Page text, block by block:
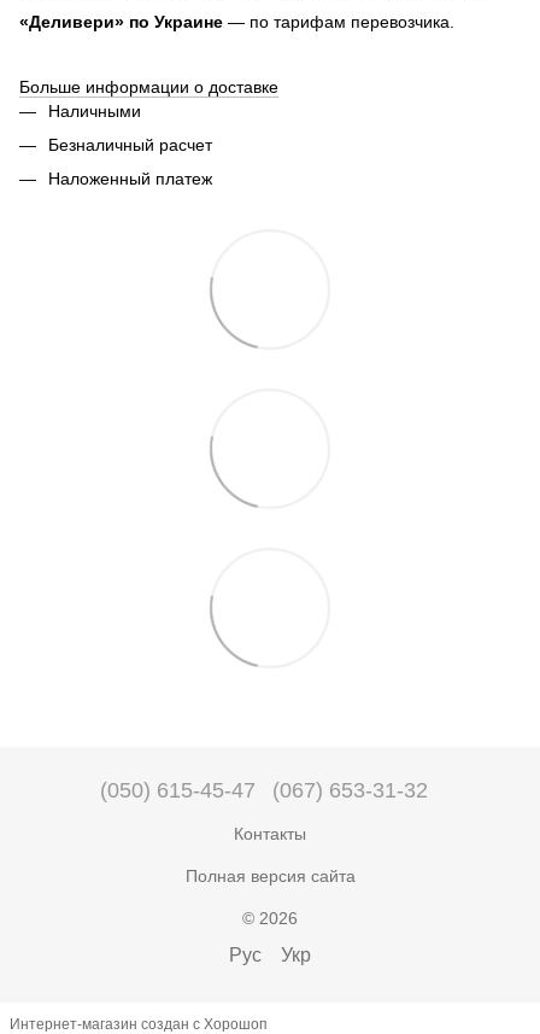
«Деливери» по Украине — по тарифам перевозчика.
Больше информации о доставке
Наличными
Безналичный расчет
Наложенный платеж
(050) 615-45-47 (067) 653-31-32
Контакты
Полная версия сайта
© 2026
Рус Укр
Интернет-магазин создан с Хорошоп